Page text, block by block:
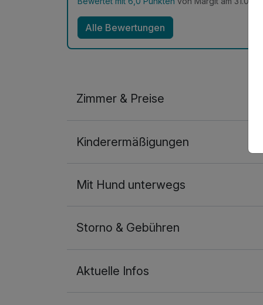
Alle Bewertungen
Zimmer & Preise
2 Erwachsene
Kinderermäßigungen
Mit Hund unterwegs
Storno & Gebühren
Aktuelle Infos